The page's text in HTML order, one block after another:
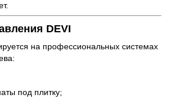
DEVI
на профессиональных системах
под плитку;